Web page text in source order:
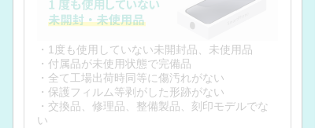
・1度も使用していない未開封品、未使用品
・付属品が未使用状態で完備品
・全て工場出荷時同等に傷汚れがない
・保護フィルム等剥がした形跡がない
・交換品、修理品、整備製品、刻印モデルでな
い